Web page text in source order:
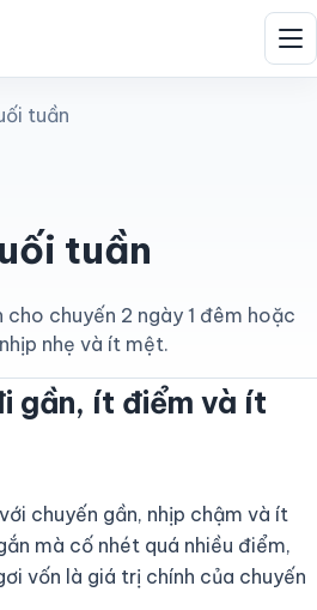
tuần
tuần
chuyến 2 ngày 1 đêm hoặc
nhẹ và ít mệt.
gần, ít điểm và ít
chuyến gần, nhịp chậm và ít
mà cố nhét quá nhiều điểm,
vốn là giá trị chính của chuyến